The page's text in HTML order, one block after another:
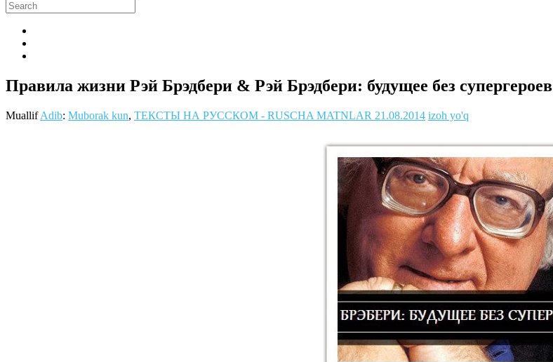
Правила жизни Рэй Брэдбери & Рэй Брэдбери: будущее без супергероев
MuallifAdib: Muborak kun, ТЕКСТЫ НА РУССКОМ - RUSCHA MATNLAR 21.08.2014 izoh yo'q